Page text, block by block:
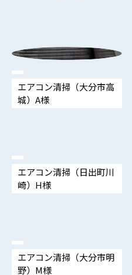
エアコン清掃（大分市高
城）A様
エアコン清掃（日出町川
崎）H様
エアコン清掃（大分市明
野）M様